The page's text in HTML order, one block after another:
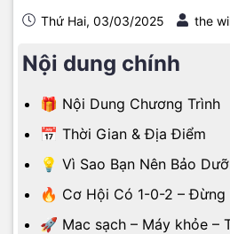
Thứ Hai, 03/03/2025 the
Nội dung chính
🎁 Nội Dung Chương Trình
📅 Thời Gian & Địa Điểm
💡 Vì Sao Bạn Nên Bảo
🔥 Cơ Hội Có 1-0-2 – Đừng
🚀 Mac sạch – Máy khỏe –